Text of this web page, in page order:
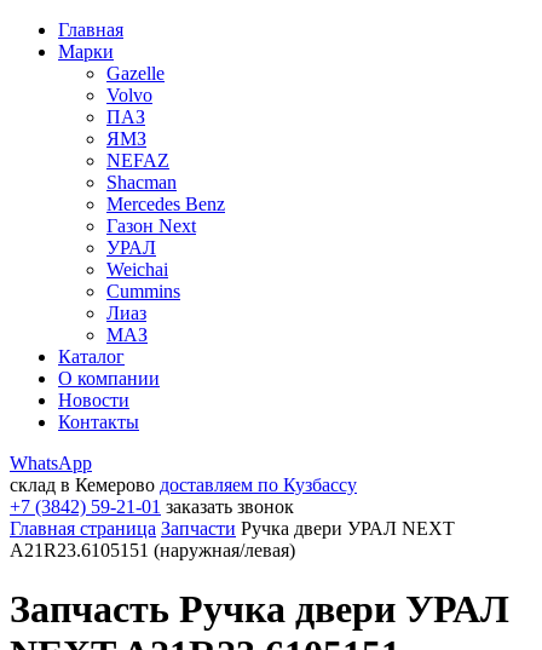
Главная
Марки
Gazelle
Volvo
ПАЗ
ЯМЗ
NEFAZ
Shacman
Mercedes Benz
Газон Next
УРАЛ
Weichai
Cummins
Лиаз
МАЗ
Каталог
О компании
Новости
Контакты
WhatsApp
склад в Кемерово доставляем по Кузбассу
+7 (3842) 59-21-01 заказать звонок
Главная страница Запчасти Ручка двери УРАЛ NEXT
A21R23.6105151 (наружная/левая)
Запчасть Ручка двери УРАЛ